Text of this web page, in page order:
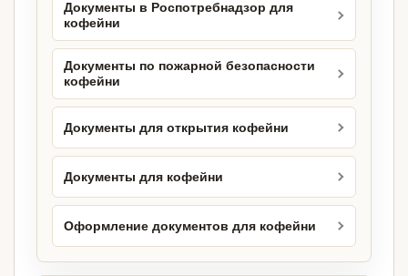
Документы в Роспотребнадзор для
кофейни
Документы по пожарной безопасности
кофейни
Документы для открытия кофейни
Документы для кофейни
Оформление документов для кофейни